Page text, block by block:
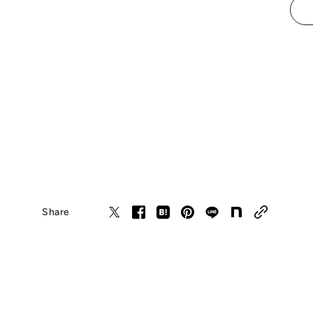
Share